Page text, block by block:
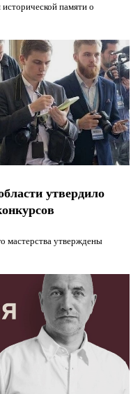
памяти о
утвердило
мастерства утверждены
и
и